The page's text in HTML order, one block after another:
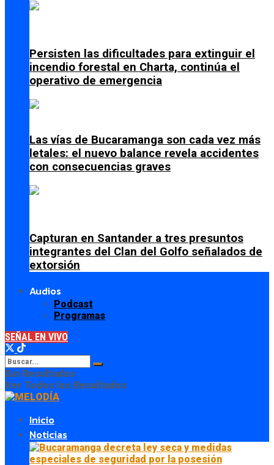
Persisten las dificultades para extinguir el
incendio forestal en Charta, continúa el
operativo de emergencia
Las vías de Bucaramanga son cada vez más
letales: el nuevo balance revela accidentes
con consecuencias graves
Capturan en Santander a tres presuntos
integrantes del Clan del Golfo señalados de
extorsión
Audios
Podcast
Programas
SEÑAL EN VIVO
Sin Resultados
Ver Todos los Resultados
Inicio
Noticias